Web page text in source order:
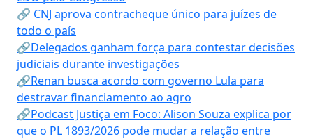
🔗 CNJ aprova contracheque único para juízes de
todo o país
🔗Delegados ganham força para contestar decisões
judiciais durante investigações
🔗Renan busca acordo com governo Lula para
destravar financiamento ao agro
🔗Podcast Justiça em Foco: Alison Souza explica por
que o PL 1893/2026 pode mudar a relação entre